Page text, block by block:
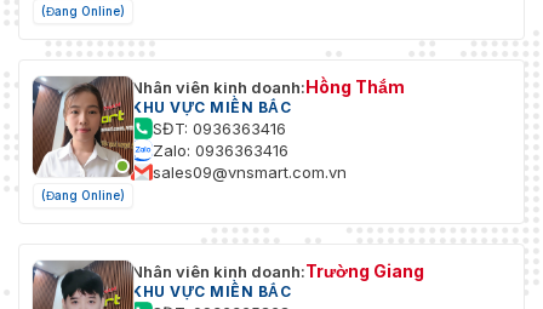
(Đang Online)
(Đang Online)
Nhân viên kinh doanh:Hồng Thắm
KHU VỰC MIỀN BẮC
SĐT: 0936363416
Zalo: 0936363416
sales09@vnsmart.com.vn
Nhân viên kinh doanh:Trường Giang
KHU VỰC MIỀN BẮC